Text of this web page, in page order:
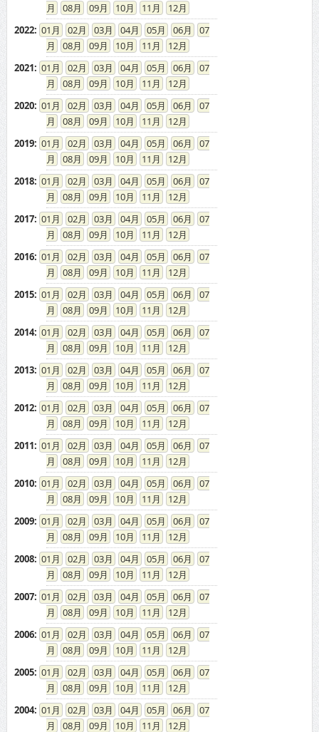
08
09 10 11
12
2022: 01 02 03 04 05 06
07
08
09 10 11
12
2021: 01 02 03 04 05 06
07
08
09 10 11
12
2020: 01 02 03 04 05 06
07
08
09 10 11
12
2019: 01 02 03 04 05 06
07
08
09 10 11
12
2018: 01 02 03 04 05 06
07
08
09 10 11
12
2017: 01 02 03 04 05 06
07
08
09 10 11
12
2016: 01 02 03 04 05 06
07
08
09 10 11
12
2015: 01 02 03 04 05 06
07
08
09 10 11
12
2014: 01 02 03 04 05 06
07
08
09 10 11
12
2013: 01 02 03 04 05 06
07
08
09 10 11
12
2012: 01 02 03 04 05 06
07
08
09 10 11
12
2011: 01 02 03 04 05 06
07
08
09 10 11
12
2010: 01 02 03 04 05 06
07
08
09 10 11
12
2009: 01 02 03 04 05 06
07
08
09 10 11
12
2008: 01 02 03 04 05 06
07
08
09 10 11
12
2007: 01 02 03 04 05 06
07
08
09 10 11
12
2006: 01 02 03 04 05 06
07
08
09 10 11
12
2005: 01 02 03 04 05 06
07
08
09 10 11
12
2004: 01 02 03 04 05 06
07
08
09 10 11
12